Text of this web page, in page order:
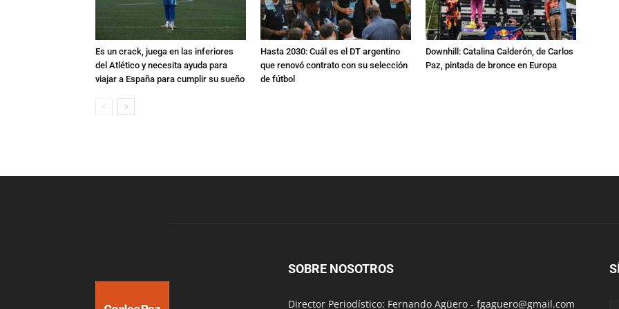
Es un crack, juega en las inferiores
del Atlético y necesita ayuda para
viajar a España para cumplir su sueño
Hasta 2030: Cuál es el DT argentino
que renovó contrato con su selección
de fútbol
Downhill: Catalina Calderón, de Carlos
Paz, pintada de bronce en Europa
SOBRE NOSOTROS
Director Periodístico: Fernando Agüero - fgaguero@gmail.com